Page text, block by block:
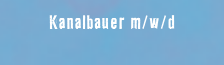
Kanalbauer m/w/d